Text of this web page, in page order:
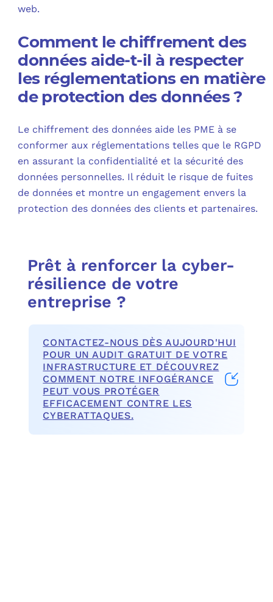
web.
Comment le chiffrement des
données aide-t-il à respecter
les réglementations en matière
de protection des données ?
Le chiffrement des données aide les PME à se
conformer aux réglementations telles que le RGPD
en assurant la confidentialité et la sécurité des
données personnelles. Il réduit le risque de fuites
de données et montre un engagement envers la
protection des données des clients et partenaires.
Prêt à renforcer la cyber-
résilience de votre
entreprise ?
CONTACTEZ-NOUS DÈS AUJOURD'HUI
POUR UN AUDIT GRATUIT DE VOTRE
INFRASTRUCTURE ET DÉCOUVREZ
COMMENT NOTRE INFOGÉRANCE
PEUT VOUS PROTÉGER
EFFICACEMENT CONTRE LES
CYBERATTAQUES.